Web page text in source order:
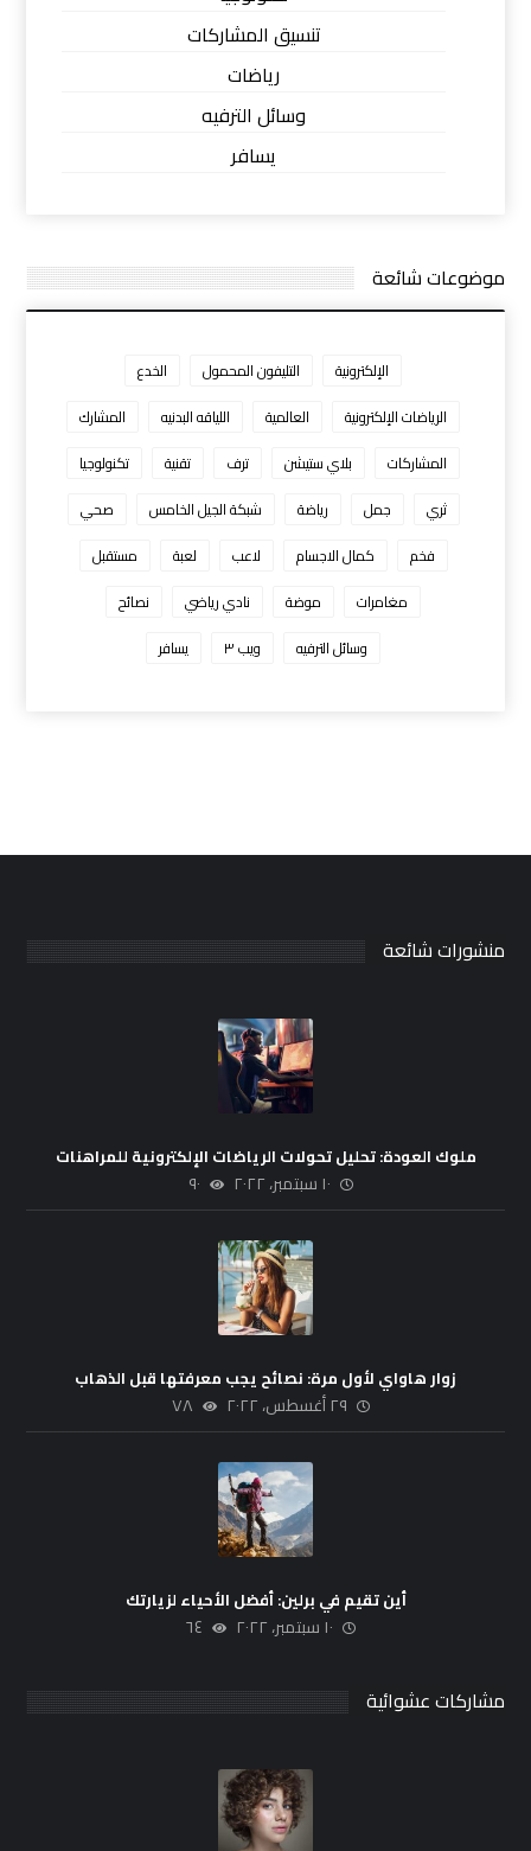
تنسيق المشاركات
رياضات
وسائل الترفيه
يسافر
موضوعات شائعة
الإلكترونية التليفون المحمول
الخدع
الرياضات الإلكترونية
العالمية اللياقه البدنيه
المشارك
المشاركات
بلاي ستيشن ترف تقنية
تكنولوجيا
ثري
جمل رياضة شبكة الجيل الخامس
صحي
فخم
كمال الاجسام لاعب لعبة
مستقبل
مغامرات
موضة نادي رياضي
نصائح
وسائل الترفيه
ويب ٣ يسافر
منشورات شائعة
ملوك العودة: تحليل تحولات الرياضات الإلكترونية للمراهنات
١٠ سبتمبر، ٢٠٢٢ ٩٠
زوار هاواي لأول مرة: نصائح يجب معرفتها قبل الذهاب
٢٩ أغسطس، ٢٠٢٢ ٧٨
أين تقيم في برلين: أفضل الأحياء لزيارتك
١٠ سبتمبر، ٢٠٢٢ ٦٤
مشاركات عشوائية